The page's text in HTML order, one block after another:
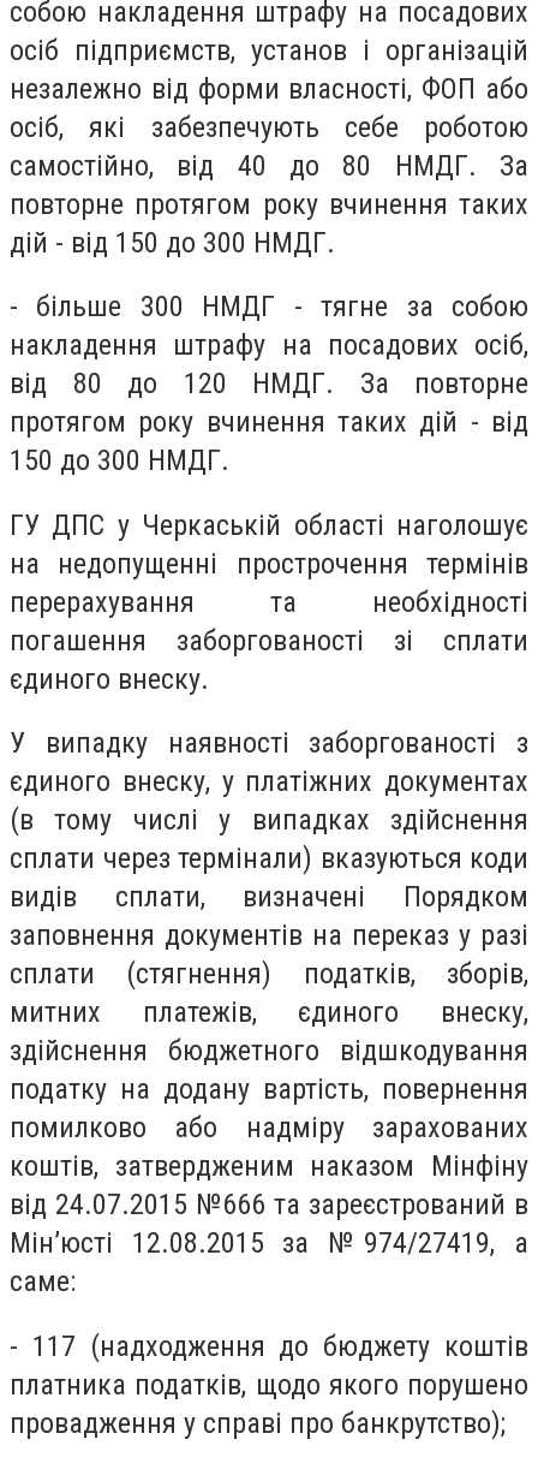
собою накладення штрафу на посадових
осіб підприємств, установ і організацій
незалежно від форми власності, ФОП або
осіб, які забезпечують себе роботою
самостійно, від 40 до 80 НМДГ. За
повторне протягом року вчинення таких
дій - від 150 до 300 НМДГ.
- більше 300 НМДГ - тягне за собою
накладення штрафу на посадових осіб,
від 80 до 120 НМДГ. За повторне
протягом року вчинення таких дій - від
150 до 300 НМДГ.
ГУ ДПС у Черкаській області наголошує
на недопущенні прострочення термінів
перерахування та необхідності
погашення заборгованості зі сплати
єдиного внеску.
У випадку наявності заборгованості з
єдиного внеску, у платіжних документах
(в тому числі у випадках здійснення
сплати через термінали) вказуються коди
видів сплати, визначені Порядком
заповнення документів на переказ у разі
сплати (стягнення) податків, зборів,
митних платежів, єдиного внеску,
здійснення бюджетного відшкодування
податку на додану вартість, повернення
помилково або надміру зарахованих
коштів, затвердженим наказом Мінфіну
від 24.07.2015 №666 та зареєстрований в
Мін’юсті 12.08.2015 за №974/27419, а
саме:
- 117 (надходження до бюджету коштів
платника податків, щодо якого порушено
провадження у справі про банкрутство);